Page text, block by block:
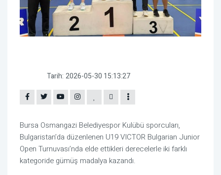
Tarih: 2026-05-30 15:13:27
Bursa Osmangazi Belediyespor Kulübü sporcuları,
Bulgaristan’da düzenlenen U19 VICTOR Bulgarian Junior
Open Turnuvası’nda elde ettikleri derecelerle iki farklı
kategoride gümüş madalya kazandı.